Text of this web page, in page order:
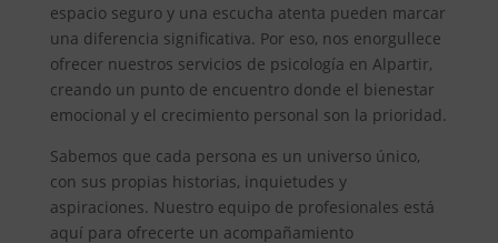
espacio seguro y una escucha atenta pueden marcar
una diferencia significativa. Por eso, nos enorgullece
ofrecer nuestros servicios de psicología en Alpartir,
creando un punto de encuentro donde el bienestar
emocional y el crecimiento personal son la prioridad.
Sabemos que cada persona es un universo único,
con sus propias historias, inquietudes y
aspiraciones. Nuestro equipo de profesionales está
aquí para ofrecerte un acompañamiento